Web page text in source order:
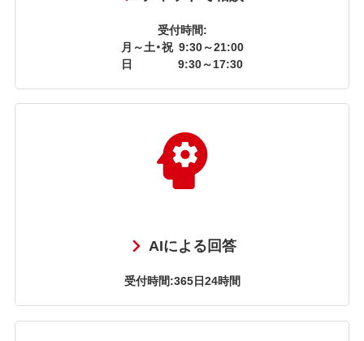
受付時間:
月～土・祝 9:30～21:00
日
9:30～17:30
AIによる回答
受付時間:365日24時間